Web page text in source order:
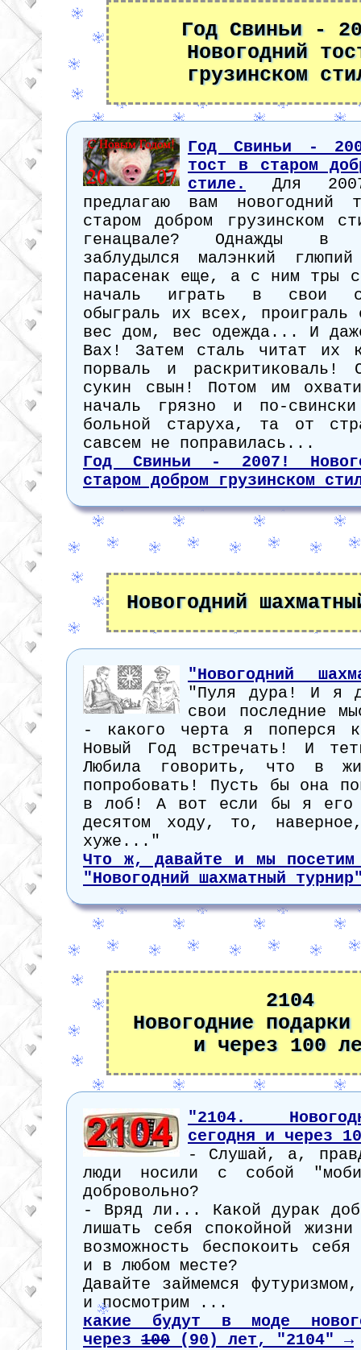
Год Свиньи -
Новогодний
грузинском
Год Свиньи -
тост в старом
стиле.
Для
предлагаю вам
старом добром грузинском
генацвале? Однажды в
заблудылся малэнкий
парасенак еще, а с ним тры
началь играть в свои
обыграль их всех,
вес дом, вес одежда... И
Вах! Затем сталь читат их
порваль и раскритиковаль!
сукин свын! Потом им
началь грязно и по-
больной старуха, та от
савсем не поправилась...
Год Свиньи - 2007!
старом добром грузинском
Новогодний
"Новогодний
"Пуля дура! И я
свои последние
- какого черта я поперся
Новый Год встречать! И
Любила говорить, что в
попробовать! Пусть бы она
в лоб! А вот если бы я его
десятом ходу, то,
хуже..."
Что ж, давайте и мы
"Новогодний шахматный
2104
Новогодние подарки
и через 100
"2104.
сегодня и через
- Слушай, а,
люди носили с собой
добровольно?
- Вряд ли... Какой дурак
лишать себя спокойной
возможность беспокоить
и в любом месте?
Давайте займемся
и посмотрим ...
какие будут в моде
через 100 (90) лет, "2104" →